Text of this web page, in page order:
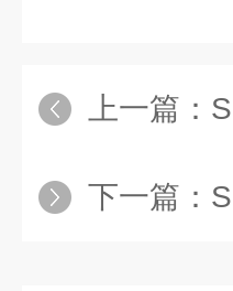
上一篇：
下一篇：